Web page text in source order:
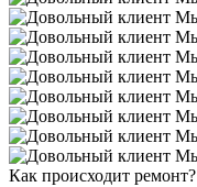
Как происходит ремонт?